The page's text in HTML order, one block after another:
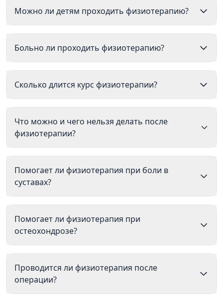
Можно ли детям проходить физиотерапию?
Больно ли проходить физиотерапию?
Сколько длится курс физиотерапии?
Что можно и чего нельзя делать после
физиотерапии?
Помогает ли физиотерапия при боли в
суставах?
Помогает ли физиотерапия при
остеохондрозе?
Проводится ли физиотерапия после
операции?